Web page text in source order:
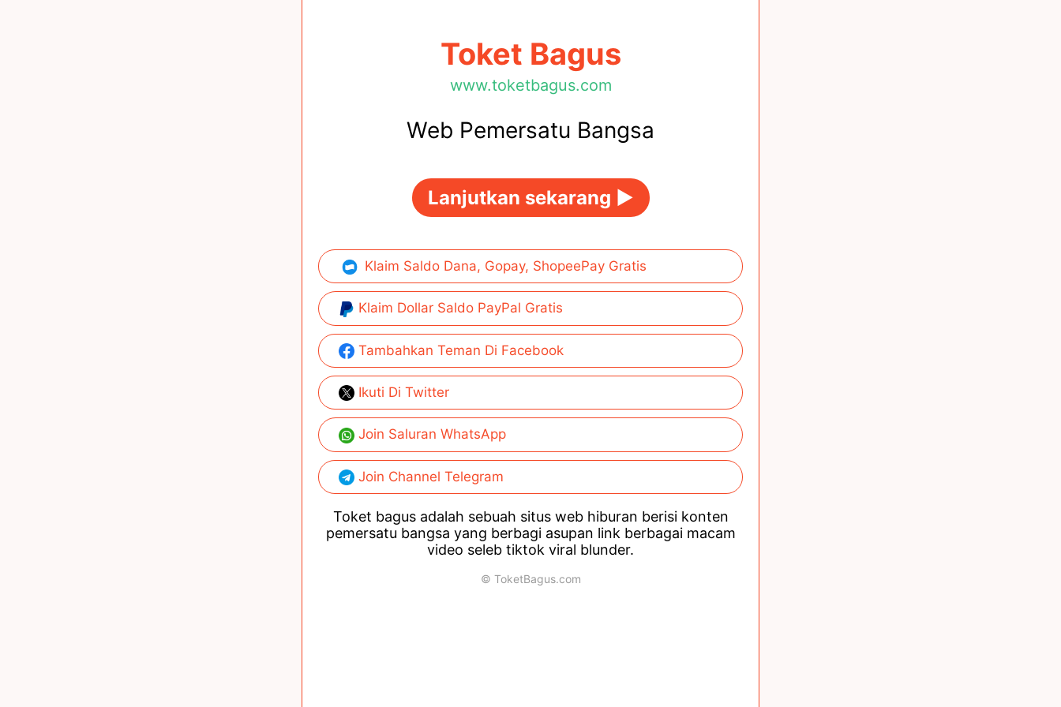
Toket Bagus
www.toketbagus.com
Web Pemersatu Bangsa
Lanjutkan sekarang ►
Klaim Saldo Dana, Gopay, ShopeePay Gratis
Klaim Dollar Saldo PayPal Gratis
Tambahkan Teman Di Facebook
Ikuti Di Twitter
Join Saluran WhatsApp
Join Channel Telegram
Toket bagus adalah sebuah situs web hiburan berisi konten
pemersatu bangsa yang berbagi asupan link berbagai macam
video seleb tiktok viral blunder.
© ToketBagus.com